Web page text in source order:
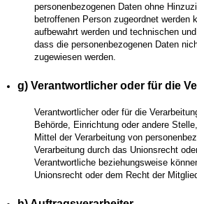
personenbezogenen Daten ohne
betroffenen Person zugeordnet
aufbewahrt werden und technischen
dass die personenbezogenen Daten
zugewiesen werden.
g) Verantwortlicher oder für die
Verantwortlicher oder für die
Behörde, Einrichtung oder andere
Mittel der Verarbeitung von
Verarbeitung durch das Unionsrecht
Verantwortliche beziehungsweise
Unionsrecht oder dem Recht der